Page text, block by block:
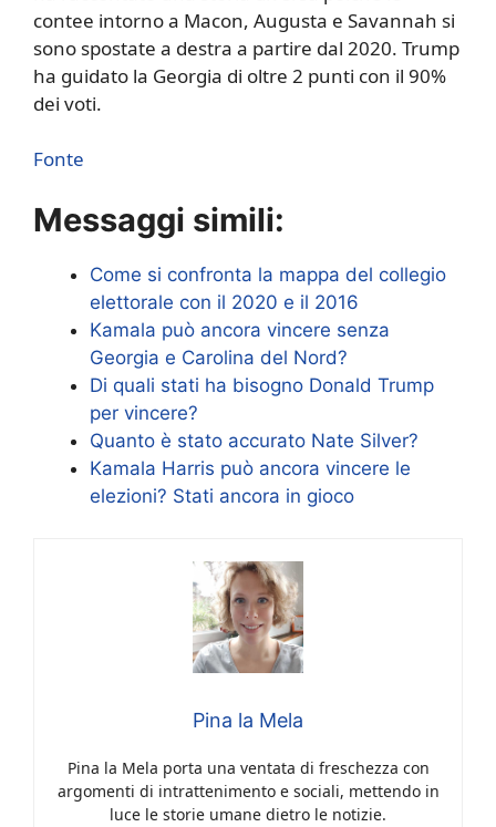
contee intorno a Macon, Augusta e Savannah si
sono spostate a destra a partire dal 2020. Trump
ha guidato la Georgia di oltre 2 punti con il 90%
dei voti.
Fonte
Messaggi simili:
Come si confronta la mappa del collegio
elettorale con il 2020 e il 2016
Kamala può ancora vincere senza
Georgia e Carolina del Nord?
Di quali stati ha bisogno Donald Trump
per vincere?
Quanto è stato accurato Nate Silver?
Kamala Harris può ancora vincere le
elezioni? Stati ancora in gioco
Pina la Mela
Pina la Mela porta una ventata di freschezza con
argomenti di intrattenimento e sociali, mettendo in
luce le storie umane dietro le notizie.